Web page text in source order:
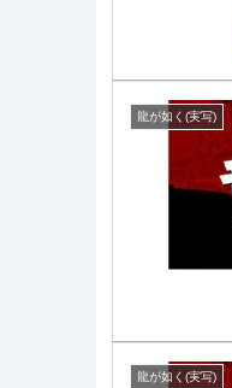
龍が如く(実写)
龍が如く(実写)